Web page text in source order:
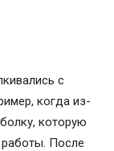
с
когда из-
которую
работы. После